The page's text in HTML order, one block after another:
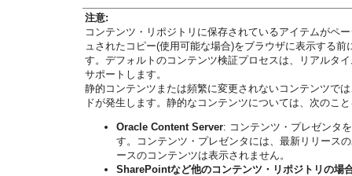
注意:
コンテンツ・リポジトリに保存されているアイテムがペ
ュされたコピー(使用可能な場合)をブラウザに表示する
す。デフォルトのコンテンツ検証プロセスは、リアルタ
サポートします。
静的コンテンツまたは頻繁に変更されないコンテンツで
ドが発生します。静的なコンテンツについては、次のこ
Oracle Content Server: コンテンツ・プレゼンタ
す。コンテンツ・プレゼンタには、最新リリース
ースのコンテンツは表示されません。
SharePointなど他のコンテンツ・リポジトリの場